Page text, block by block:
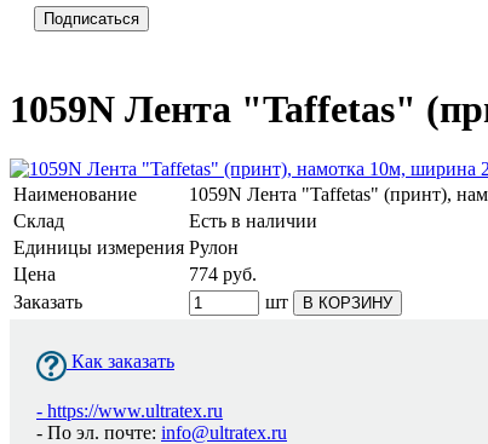
1059N Лента "Taffetas"
Наименование
1059N Лента "Taffetas" (принт),
Склад
Есть в наличии
Единицы измерения Рулон
Цена
774 руб.
Заказать
шт В КОРЗИНУ
Как заказать
- https://www.ultratex.ru
- По эл. почте: info@ultratex.ru